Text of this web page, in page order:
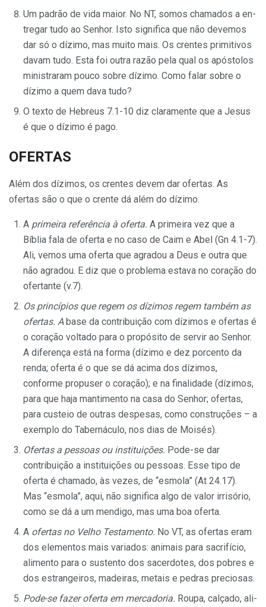
Um padrão de vida maior. No NT, somos chamados a en­
tregar tudo ao Senhor. Isto significa que não devemos
dar só o dízimo, mas muito mais. Os crentes primitivos
davam tudo. Esta foi outra razão pela qual os apóstolos
ministraram pouco sobre dízimo. Como falar sobre o
dízimo a quem dava tudo?
O texto de Hebreus 7.1-10 diz claramente que a Jesus
é que o dízimo é pago.
OFERTAS
Além dos dízimos, os crentes devem dar ofertas. As
ofertas são o que o crente dá além do dízimo.
A primeira referência à oferta. A primeira vez que a
Bíblia fala de oferta e no caso de Caim e Abel (Gn 4.1-7).
Ali, vemos uma oferta que agradou a Deus e outra que
não agradou. E diz que o problema estava no coração do
ofertante (v.7).
Os princípios que regem os dízimos regem também as
ofer­tas. A base da contribuição com dízimos e ofertas é
o coração voltado para o propósito de servir ao Senhor.
A diferença está na forma (dízimo e dez porcento da
renda; oferta é o que se dá acima dos dízimos,
conforme propuser o coração); e na finalidade (dízimos,
para que haja mantimento na casa do Senhor; ofertas,
para custeio de outras despesas, como construções – a
exemplo do Tabernáculo, nos dias de Moisés).
Ofertas a pessoas ou instituições. Pode-se dar
contribui­ção a instituições ou pessoas. Esse tipo de
oferta é chamado, às vezes, de “esmola” (At 24.17).
Mas “esmola”, aqui, não significa algo de valor irrisório,
como se dá a um mendigo, mas uma boa oferta.
A ofertas no Velho Testamento. No VT, as ofertas eram
dos elementos mais variados: animais para sacrifício,
alimento para o sustento dos sacerdotes, dos pobres e
dos estrangeiros, madeiras, metais e pedras preciosas.
Pode-se fazer oferta em mercadoria. Roupa, calçado, ali­